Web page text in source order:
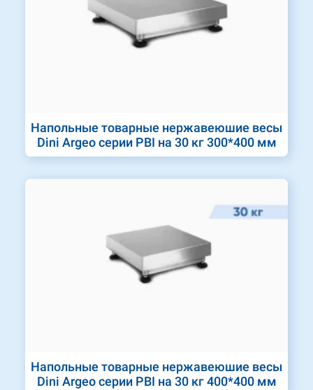
Напольные товарные нержавеюшие весы
Dini Argeo серии PBI на 30 кг 300*400 мм
Напольные товарные нержавеюшие весы
Dini Argeo серии PBI на 30 кг 400*400 мм